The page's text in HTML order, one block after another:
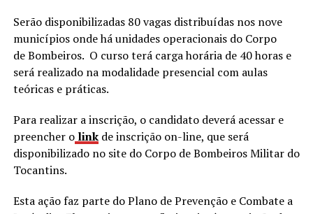
Serão disponibilizadas 80 vagas distribuídas nos nove
municípios onde há unidades operacionais do Corpo
de Bombeiros. O curso terá carga horária de 40 horas e
será realizado na modalidade presencial com aulas
teóricas e práticas.
Para realizar a inscrição, o candidato deverá acessar e
preencher o linkde inscrição on-line, que será
disponibilizado no site do Corpo de Bombeiros Militar do
Tocantins.
Esta ação faz parte do Plano de Prevenção e Combate a